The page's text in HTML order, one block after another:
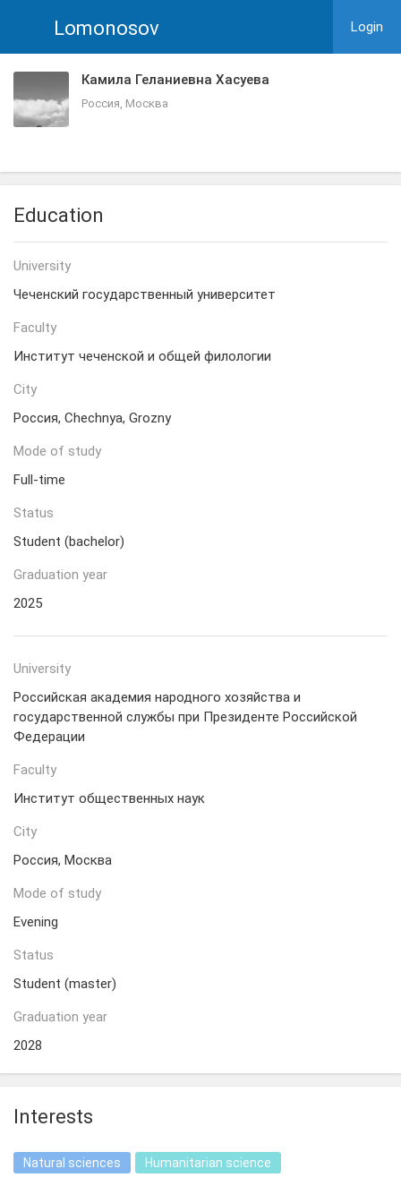
Lomonosov Login
Камила Геланиевна Хасуева
Россия, Москва
Education
University
Чеченский государственный университет
Faculty
Институт чеченской и общей филологии
City
Россия, Chechnya, Grozny
Mode of study
Full-time
Status
Student (bachelor)
Graduation year
2025
University
Российская академия народного хозяйства и
государственной службы при Президенте Российской
Федерации
Faculty
Институт общественных наук
City
Россия, Москва
Mode of study
Evening
Status
Student (master)
Graduation year
2028
Interests
Natural sciences Humanitarian science